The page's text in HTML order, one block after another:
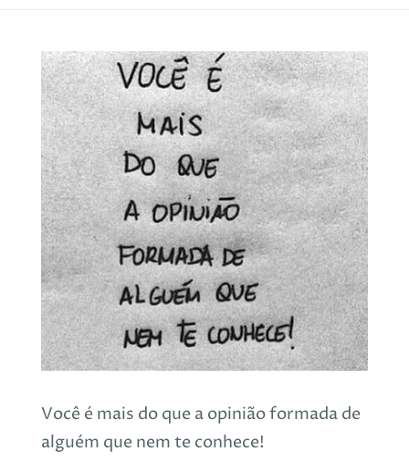
Você é mais do que a opinião formada de
alguém que nem te conhece!